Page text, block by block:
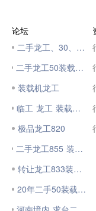
论坛
二手龙工、30、50装载机
二手龙工50装载机 二手柳工50装载机价格
装载机龙工
临工 龙工 装载机 挖掘机 转让
极品龙工820
二手龙工855 装载机 另有多台二手柳工装载机
转让龙工833装载机
20年二手50装载机转让